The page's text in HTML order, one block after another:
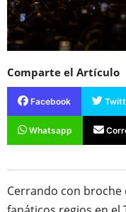
Comparte el Artículo
Facebook
Whatsapp
Cerrando con broche